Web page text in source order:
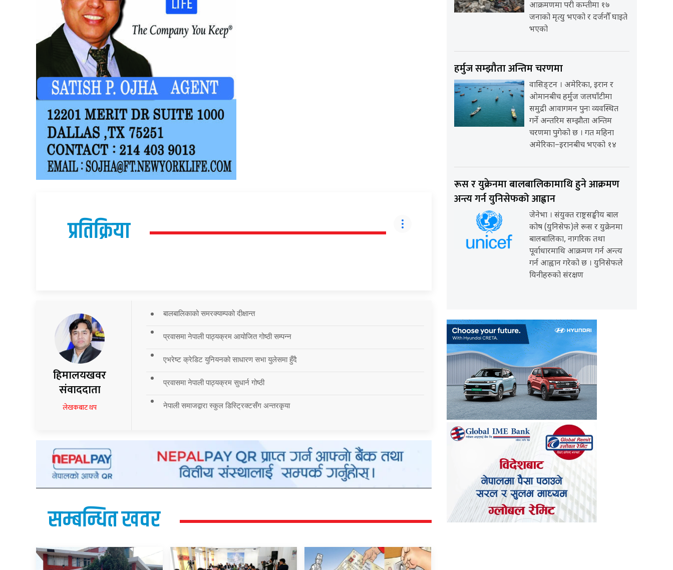
प्रतिक्रिया
हिमालयखवर
संवाददाता
लेखकबाट थप
बालबालिकाको समरक्याम्पको दीक्षान्त
प्रवासमा नेपाली पाठ्यक्रम आयोजित गोष्ठी सम्पन्न
एभरेष्ट क्रेडिट युनियनको साधारण सभा युलेसमा हुँदै
प्रवासमा नेपाली पाठ्यक्रम सुधार्न गोष्ठी
नेपाली समाजद्वारा स्कुल डिस्ट्रिक्टसँग अन्तरकृया
सम्बन्धित खवर
आक्रमणमा परी कम्तीमा १७
जनाको मृत्यु भएको र दर्जनौँ घाइते
भएको
हर्मुज सम्झौता अन्तिम चरणमा
वासिङ्टन । अमेरिका, इरान र
ओमानबीच हर्मुज जलघाँटीमा
समुद्री आवागमन पुनः व्यवस्थित
गर्ने अन्तरिम सम्झौता अन्तिम
चरणमा पुगेको छ । गत महिना
अमेरिका–इरानबीच भएको १४
रूस र युक्रेनमा बालबालिकामाथि हुने आक्रमण
अन्त्य गर्न युनिसेफको आह्वान
जेनेभा । संयुक्त राष्ट्रसङ्घीय बाल
कोष (युनिसेफ)ले रूस र युक्रेनमा
बालबालिका, नागरिक तथा
पूर्वाधारमाथि आक्रमण गर्न अन्त्य
गर्न आह्वान गरेको छ । युनिसेफले
यिनीहरुको संरक्षण